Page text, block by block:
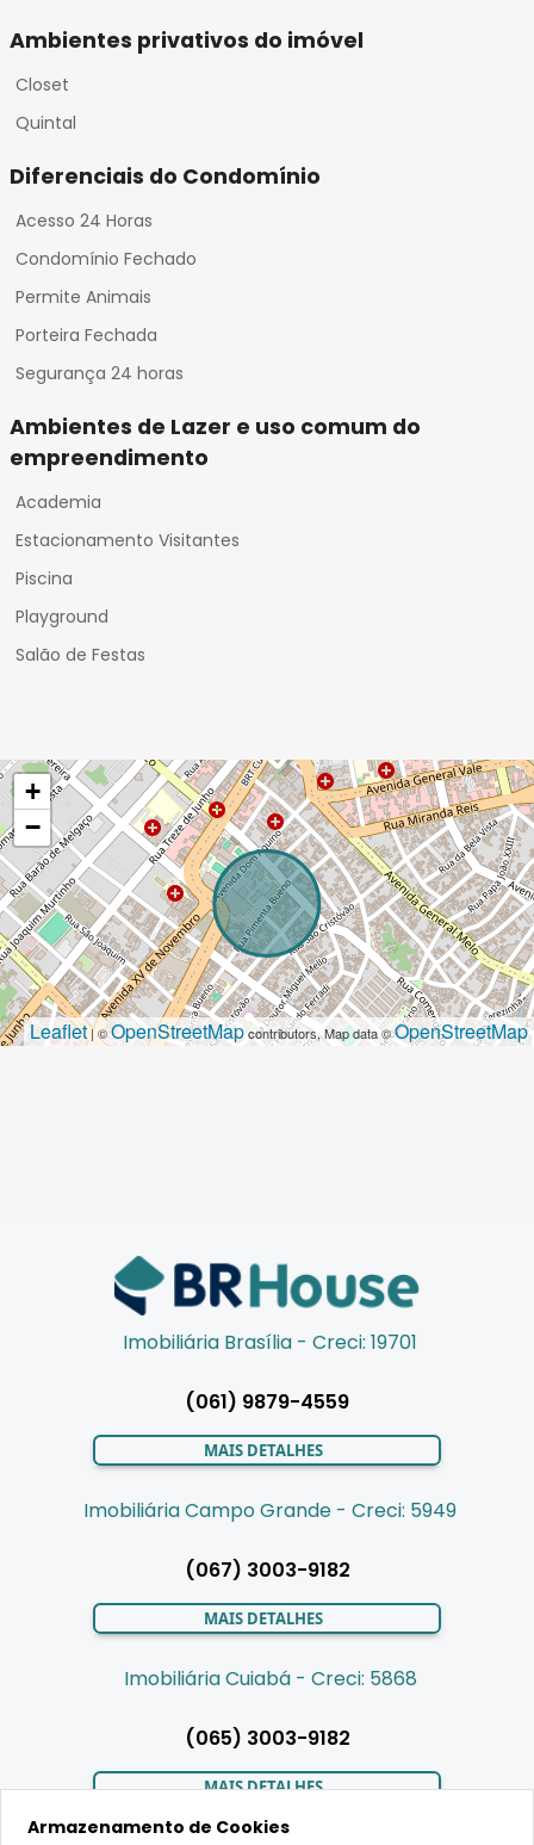
Ambientes privativos do imóvel
Closet
Quintal
Diferenciais do Condomínio
Acesso 24 Horas
Condomínio Fechado
Permite Animais
Porteira Fechada
Segurança 24 horas
Ambientes de Lazer e uso comum do
empreendimento
Academia
Estacionamento Visitantes
Piscina
Playground
Salão de Festas
+
−
Leaflet| ©OpenStreetMapcontributors, Map data ©OpenStreetMap
Imobiliária Brasília - Creci: 19701
(061) 9879-4559
MAIS DETALHES
Imobiliária Campo Grande - Creci: 5949
(067) 3003-9182
MAIS DETALHES
Imobiliária Cuiabá - Creci: 5868
(065) 3003-9182
MAIS DETALHES
Armazenamento de Cookies